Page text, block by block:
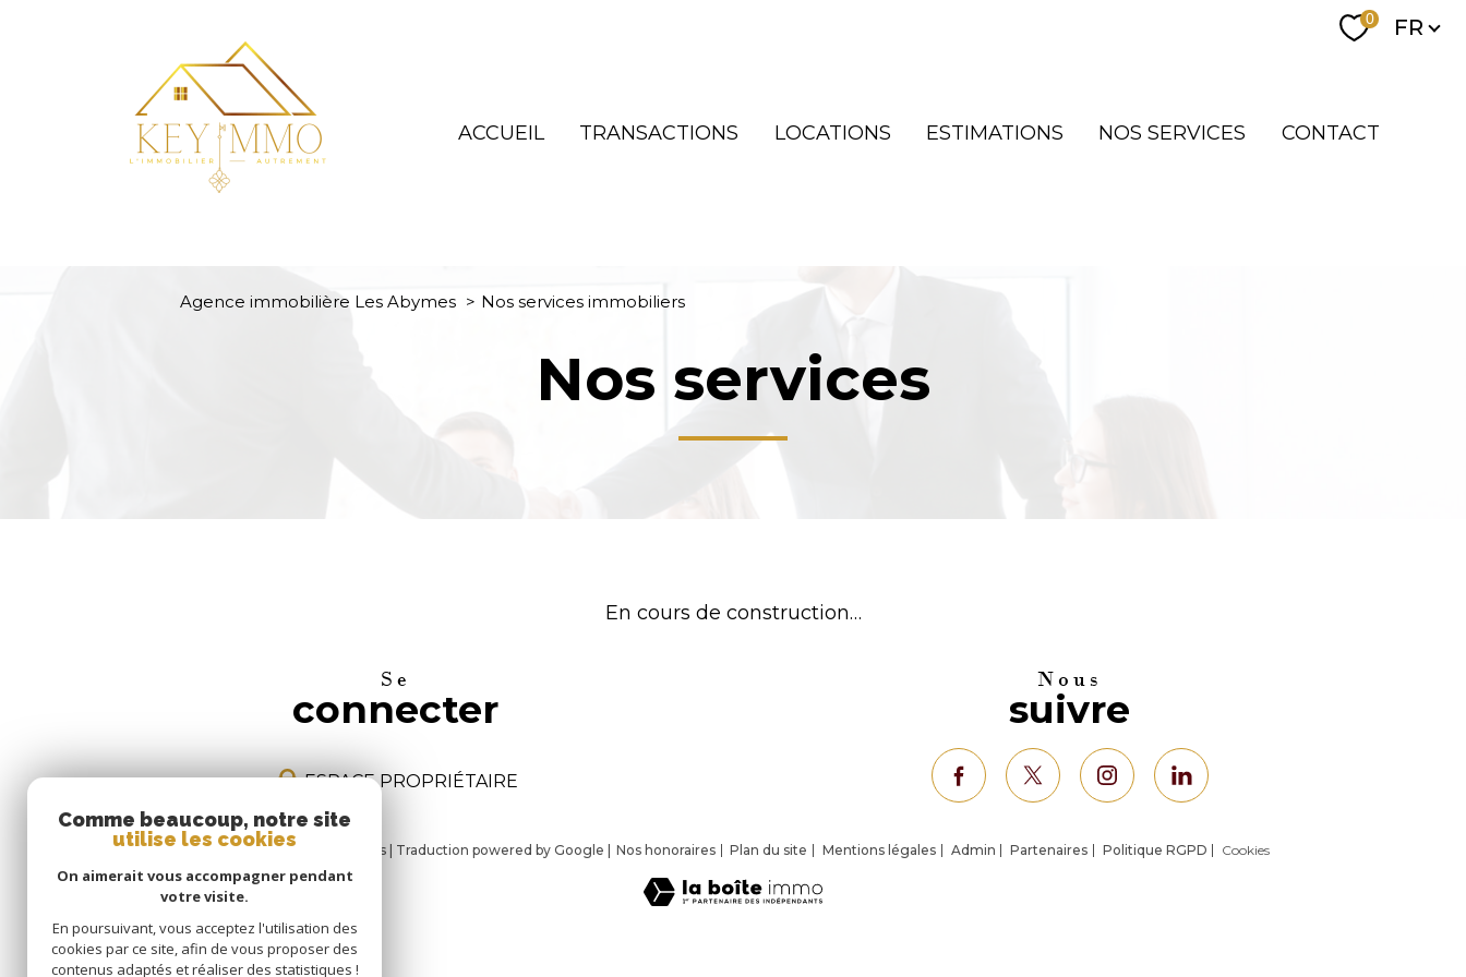
0 Langue
FR
ACCUEIL TRANSACTIONS LOCATIONS ESTIMATIONS NOS SERVICES CONTACT
Agence immobilière Les Abymes Nos services immobiliers
Nos services
En cours de construction…
se
connecter
ESPACE PROPRIÉTAIRE
nous
suivre
© 2026 | Tous droits réservés | Traduction powered by Google | Nos honoraires Plan du site Mentions légales Admin Partenaires Politique RGPD Cookies
Comme beaucoup, notre site
utilise les cookies
On aimerait vous accompagner pendant
votre visite.
En poursuivant, vous acceptez l'utilisation des
cookies par ce site, afin de vous proposer des
contenus adaptés et réaliser des statistiques !